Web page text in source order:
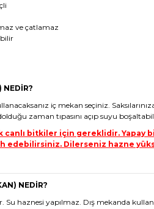
ve çatlamaz
NEDİR?
iç mekan seçiniz.
zaman tıpasını açıp suyu
canlı bitkiler için gereklidir. Yapay
edebilirsiniz. Dilerseniz hazne
NEDİR?
Su haznesi yapılmaz. Dış mekanda